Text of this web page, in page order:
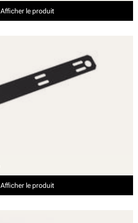
Afficher le produit
Afficher le produit